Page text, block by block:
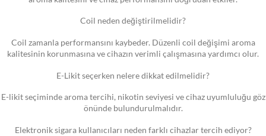
Coil neden değiştirilmelidir?
Coil zamanla performansını kaybeder. Düzenli coil değişimi aroma
kalitesinin korunmasına ve cihazın verimli çalışmasına yardımcı olur.
E-Likit seçerken nelere dikkat edilmelidir?
E-likit seçiminde aroma tercihi, nikotin seviyesi ve cihaz uyumluluğu göz
önünde bulundurulmalıdır.
Elektronik sigara kullanıcıları neden farklı cihazlar tercih ediyor?